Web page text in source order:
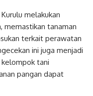
melakukan
memastikan tanaman
terkait perawatan
ini juga menjadi
kelompok tani
pangan dapat